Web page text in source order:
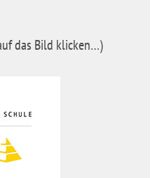
das Bild klicken…)